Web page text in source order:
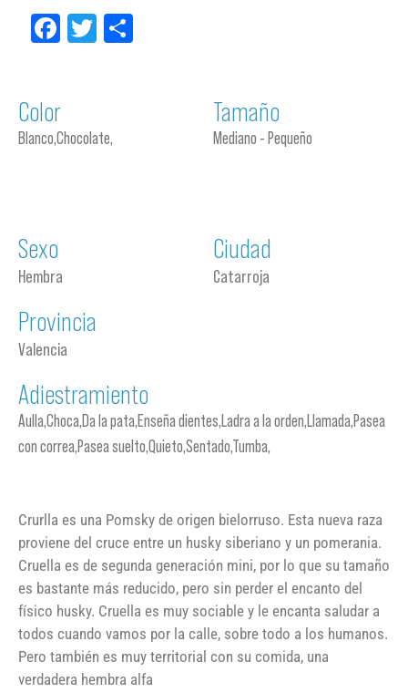
Facebook
Twitter
Color
Blanco,Chocolate,
Tamaño
Mediano - Pequeño
Sexo
Hembra
Ciudad
Catarroja
Provincia
Valencia
Adiestramiento
Aulla,Choca,Da la pata,Enseña dientes,Ladra a la orden,Llamada,Pasea
con correa,Pasea suelto,Quieto,Sentado,Tumba,
Crurlla es una Pomsky de origen bielorruso. Esta nueva raza
proviene del cruce entre un husky siberiano y un pomerania.
Cruella es de segunda generación mini, por lo que su tamaño
es bastante más reducido, pero sin perder el encanto del
físico husky. Cruella es muy sociable y le encanta saludar a
todos cuando vamos por la calle, sobre todo a los humanos.
Pero también es muy territorial con su comida, una
verdadera hembra alfa